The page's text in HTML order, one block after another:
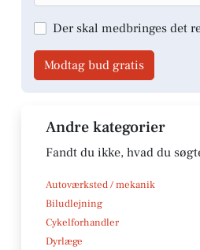
Der skal medbringes det
Modtag bud gratis
Andre kategorier
Fandt du ikke, hvad du
Autoværksted / mekanik
Biludlejning
Cykelforhandler
Dyrlæge